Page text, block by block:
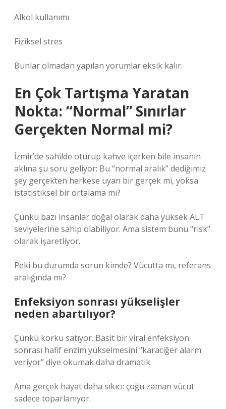
Alkol kullanımı
Fiziksel stres
Bunlar olmadan yapılan yorumlar eksik kalır.
En Çok Tartışma Yaratan
Nokta: “Normal” Sınırlar
Gerçekten Normal mi?
İzmir’de sahilde oturup kahve içerken bile insanın
aklına şu soru geliyor: Bu “normal aralık” dediğimiz
şey gerçekten herkese uyan bir gerçek mi, yoksa
istatistiksel bir ortalama mı?
Çünkü bazı insanlar doğal olarak daha yüksek ALT
seviyelerine sahip olabiliyor. Ama sistem bunu “risk”
olarak işaretliyor.
Peki bu durumda sorun kimde? Vücutta mı, referans
aralığında mı?
Enfeksiyon sonrası yükselişler
neden abartılıyor?
Çünkü korku satıyor. Basit bir viral enfeksiyon
sonrası hafif enzim yükselmesini “karaciğer alarm
veriyor” diye okumak daha dramatik.
Ama gerçek hayat daha sıkıcı: çoğu zaman vücut
sadece toparlanıyor.